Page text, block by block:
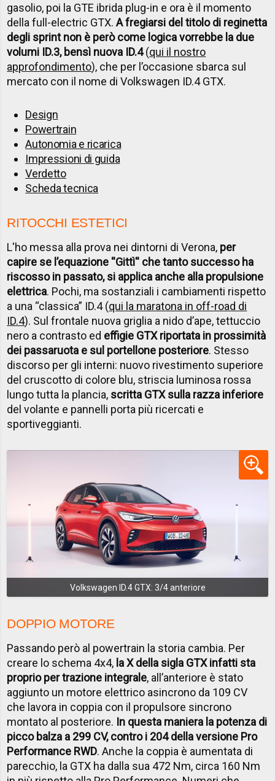
gasolio, poi la GTE ibrida plug-in e ora è il momento
della full-electric GTX.A fregiarsi del titolo di reginetta
degli sprint non è però come logica vorrebbe la due
volumi ID.3, bensì nuova ID.4(qui il nostro
approfondimento), che per l’occasione sbarca sul
mercato con il nome di Volkswagen ID.4 GTX.
Design
Powertrain
Autonomia e ricarica
Impressioni di guida
Verdetto
Scheda tecnica
RITOCCHI ESTETICI
L'ho messa alla prova nei dintorni di Verona, per
capire se l’equazione ''Gittì'' che tanto successo ha
riscosso in passato, si applica anche alla propulsione
elettrica. Pochi, ma sostanziali i cambiamenti rispetto
a una “classica” ID.4 (qui la maratona in off-road di
ID.4). Sul frontale nuova griglia a nido d’ape, tettuccio
nero a contrasto ed effigie GTX riportata in prossimità
dei passaruota e sul portellone posteriore. Stesso
discorso per gli interni: nuovo rivestimento superiore
del cruscotto di colore blu, striscia luminosa rossa
lungo tutta la plancia, scritta GTX sulla razza inferiore
del volante e pannelli porta più ricercati e
sportiveggianti.
Volkswagen ID.4 GTX: 3/4 anteriore
DOPPIO MOTORE
Passando però al powertrain la storia cambia. Per
creare lo schema 4x4, la X della sigla GTX infatti sta
proprio per trazione integrale, all’anteriore è stato
aggiunto un motore elettrico asincrono da 109 CV
che lavora in coppia con il propulsore sincrono
montato al posteriore. In questa maniera la potenza di
picco balza a 299 CV, contro i 204 della versione Pro
Performance RWD. Anche la coppia è aumentata di
parecchio, la GTX ha dalla sua 472 Nm, circa 160 Nm